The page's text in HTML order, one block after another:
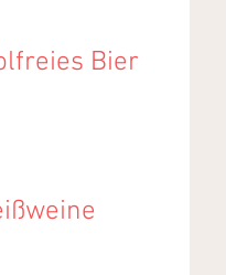
Bier